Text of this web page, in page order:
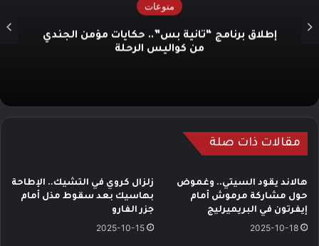
منوعات
إطلاق برنامج “ثانية بس”.. حكايات مؤمن الجندي
من كواليس الرحلة
مقالات ذات صلة
هالاند يقود السيتي.. وغموض
حول مشاركة مرموش أمام
إيفرتون في البريميرليج
2025-10-18
زلزال كروي في التشيك.. الإطاحة
بهاسيك بعد سقوط مذل أمام
جزر الفارو
2025-10-15